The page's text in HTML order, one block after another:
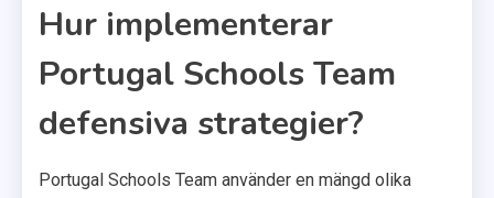
Hur implementerar
Portugal Schools Team
defensiva strategier?
Portugal Schools Team använder en mängd olika